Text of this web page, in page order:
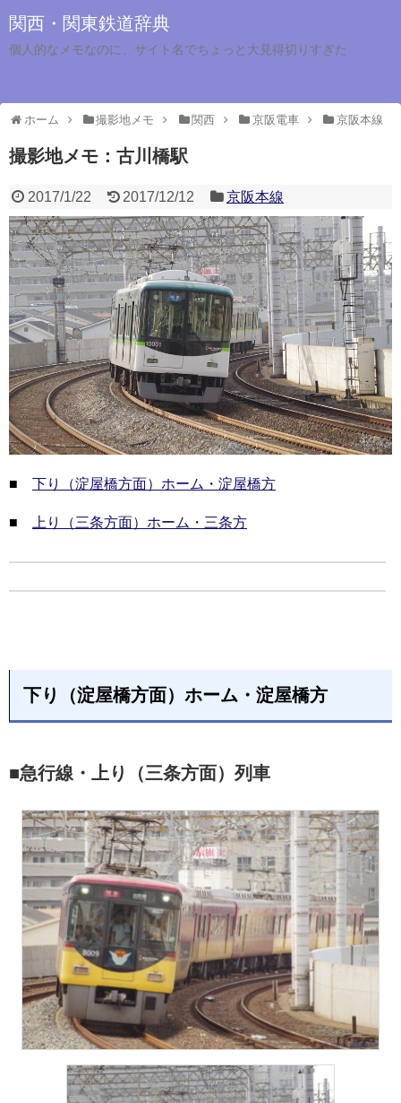
関西・関東鉄道辞典
個人的なメモなのに、サイト名でちょっと大見得切りすぎた
ホーム 撮影地メモ 関西 京阪電車 京阪本線
撮影地メモ：古川橋駅
2017/1/22 2017/12/12 京阪本線
■ 下り（淀屋橋方面）ホーム・淀屋橋方
■ 上り（三条方面）ホーム・三条方
下り（淀屋橋方面）ホーム・淀屋橋方
■急行線・上り（三条方面）列車